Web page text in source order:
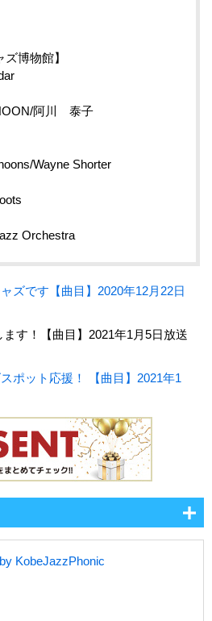
ズ博物館】
阿川 泰子
Wayne Shorter
Orchestra
ズです【曲目】2020年12月22日
す！【曲目】2021年1月5日放送
ポット応援！ 【曲目】2021年1
KobeJazzPhonic